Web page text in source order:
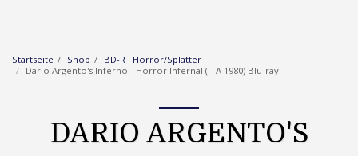
Startseite Shop
BD-R : Horror/Splatter
Dario Argento's Inferno - Horror Infernal (ITA 1980) Blu-ray
DARIO ARGENTO'S